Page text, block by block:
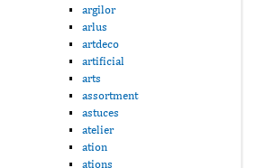
argilor
arlus
artdeco
artificial
arts
assortment
astuces
atelier
ation
ations